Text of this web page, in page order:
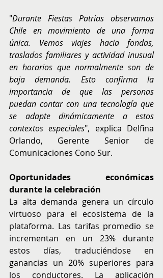
"Durante Fiestas Patrias observamos
Chile en movimiento de una forma
única. Vemos viajes hacia fondas,
traslados familiares y actividad inusual
en horarios que normalmente son de
baja demanda. Esto confirma la
importancia de que las personas
puedan contar con una tecnología que
se adapte dinámicamente a estos
contextos especiales", explica Delfina
Orlando, Gerente Senior de
Comunicaciones Cono Sur.
Oportunidades económicas
durante la celebración
La alta demanda genera un círculo
virtuoso para el ecosistema de la
plataforma. Las tarifas promedio se
incrementan en un 23% durante
estos días, traduciéndose en
ganancias un 20% superiores para
los conductores. La aplicación